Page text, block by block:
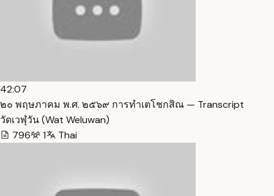
42:07
๒๐ พฤษภาคม พ.ศ. ๒๕๖๙ การทำเตโชกสิณ — Transcript
วัดเวฬุวัน (Wat Weluwan)
796
1 Thai